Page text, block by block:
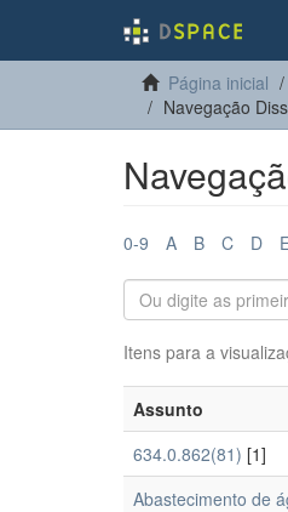
Página inicial
Navegação
0-9 A B C D
Itens para a
Assunto
634.0.862(81) [1]
Abastecimento de